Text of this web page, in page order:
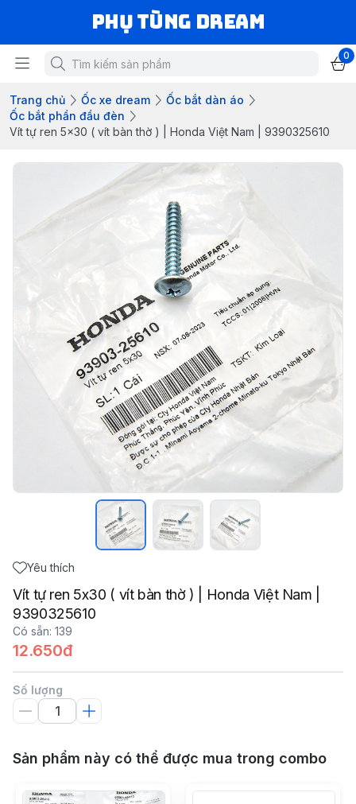
Phụ Tùng Dream
0
Trang chủ Ốc xe dream
Ốc bắt dàn áo
Ốc bắt phần đầu đèn
Vít tự ren 5x30 ( vít bàn thờ ) | Honda Việt Nam | 9390325610
Yêu thích
Vít tự ren 5x30 ( vít bàn thờ ) | Honda Việt Nam |
9390325610
Có sẵn: 139
12.650đ
Số lượng
Sản phẩm này có thể được mua trong combo